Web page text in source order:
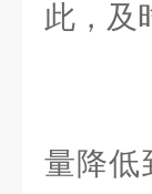
此，及
量降低